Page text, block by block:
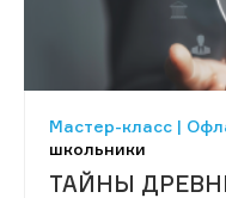
Мастер-класс |
школьники
ТАЙНЫ